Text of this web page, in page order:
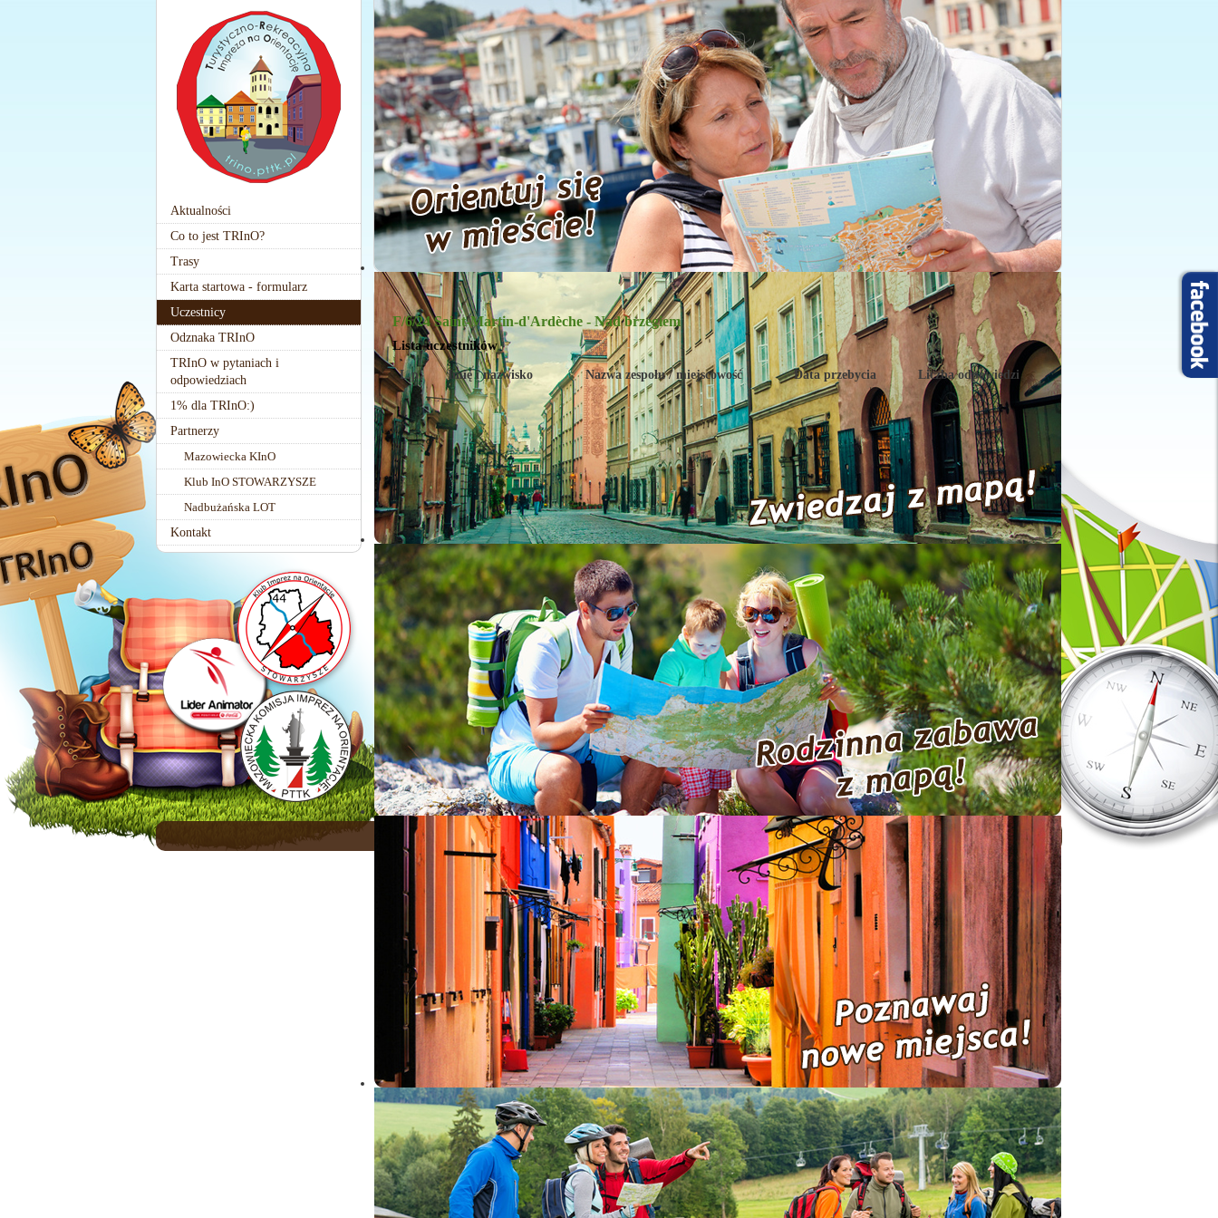
Aktualności
Co to jest TRInO?
Trasy
Karta startowa - formularz
Uczestnicy
Odznaka TRInO
TRInO w pytaniach i
odpowiedziach
1% dla TRInO:)
Partnerzy
Mazowiecka KInO
Klub InO STOWARZYSZE
Nadbużańska LOT
Kontakt
F/6/24 Saint-Martin-d'Ardèche - Nad brzegiem
Lista uczestników
L.p. Imię i nazwisko Nazwa zespołu / miejscowość Data przebycia Liczba odpowiedzi